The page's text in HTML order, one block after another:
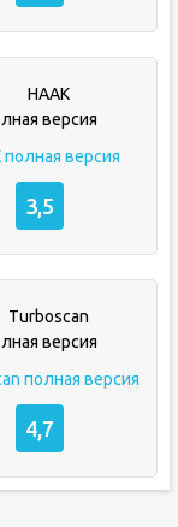
полная версия
3,5
полная версия
4,7